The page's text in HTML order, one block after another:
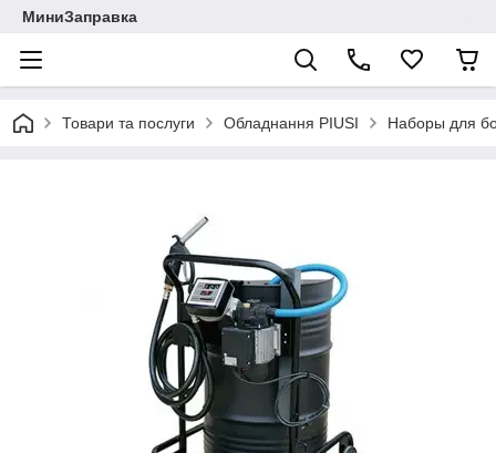
МиниЗаправка
Товари та послуги Обладнання PIUSI Наборы для